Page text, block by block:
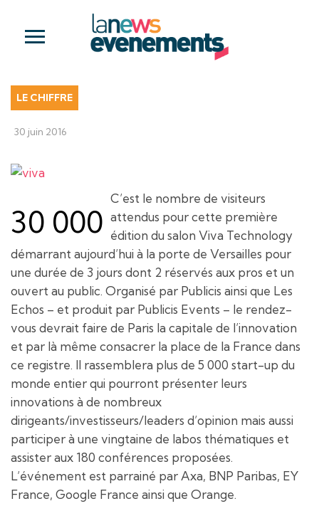
LE CHIFFRE
30 juin 2016
30 000
C’est le nombre de visiteurs
attendus pour cette première
édition du salon Viva Technology
démarrant aujourd’hui à la porte de Versailles pour
une durée de 3 jours dont 2 réservés aux pros et un
ouvert au public. Organisé par Publicis ainsi que Les
Echos – et produit par Publicis Events – le rendez-
vous devrait faire de Paris la capitale de l’innovation
et par là même consacrer la place de la France dans
ce registre. Il rassemblera plus de 5 000 start-up du
monde entier qui pourront présenter leurs
innovations à de nombreux
dirigeants/investisseurs/leaders d’opinion mais aussi
participer à une vingtaine de labos thématiques et
assister aux 180 conférences proposées.
L’événement est parrainé par Axa, BNP Paribas, EY
France, Google France ainsi que Orange.